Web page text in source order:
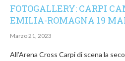
FOTOGALLERY: CARPI
EMILIA-ROMAGNA 19
Marzo 21, 2023
All’Arena Cross Carpi di scena la